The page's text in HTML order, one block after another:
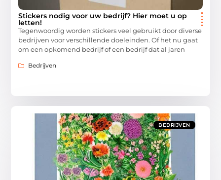
Stickers nodig voor uw bedrijf? Hier moet u op
letten!
Tegenwoordig worden stickers veel gebruikt door diverse
bedrijven voor verschillende doeleinden. Of het nu gaat
om een opkomend bedrijf of een bedrijf dat al jaren
Bedrijven
BEDRIJVEN